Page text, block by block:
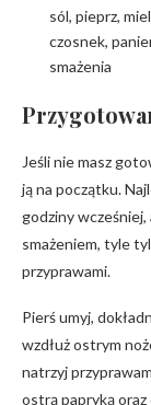
sól, pieprz,
czosnek,
smażenia
Jeśli nie masz
ją na początku.
godziny
smażeniem, tyle
przyprawami.
Pierś umyj,
wzdłuż ostrym
natrzyj
ostrą papryką